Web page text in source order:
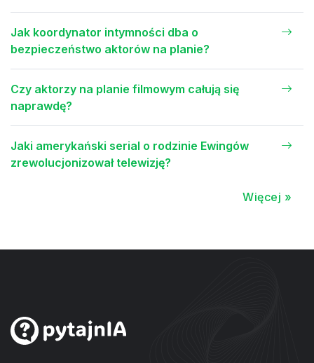
Jak koordynator intymności dba o
bezpieczeństwo aktorów na planie?
Czy aktorzy na planie filmowym całują się
naprawdę?
Jaki amerykański serial o rodzinie Ewingów
zrewolucjonizował telewizję?
Więcej »